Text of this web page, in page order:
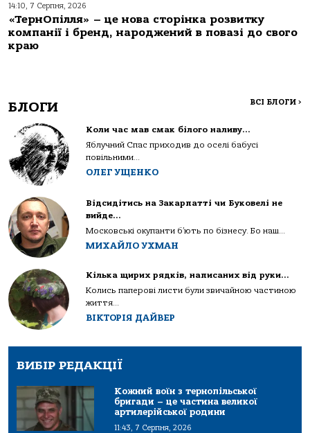
14:10, 7 Серпня, 2026
«ТернОпілля» – це нова сторінка розвитку
компанії і бренд, народжений в повазі до свого
краю
БЛОГИ ВСІ БЛОГИ >
Коли час мав смак білого наливу…
Яблучний Спас приходив до оселі бабусі
повільними...
ОЛЕГ УЩЕНКО
Відсидітись на Закарпатті чи Буковелі не
вийде…
Московські окупанти б’ють по бізнесу. Бо наш...
МИХАЙЛО УХМАН
Кілька щирих рядків, написаних від руки…
Колись паперові листи були звичайною частиною
життя...
ВІКТОРІЯ ДАЙВЕР
ВИБІР РЕДАКЦІЇ
Кожний воїн з тернопільської
бригади – це частина великої
артилерійської родини
11:43, 7 Серпня, 2026